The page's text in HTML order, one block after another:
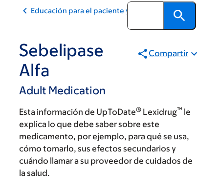
Educación para el paciente y la comunidad
Sebelipase
Alfa
Adult Medication
Compartir
Esta información de UpToDate® Lexidrug™ le
explica lo que debe saber sobre este
medicamento, por ejemplo, para qué se usa,
cómo tomarlo, sus efectos secundarios y
cuándo llamar a su proveedor de cuidados de
la salud.